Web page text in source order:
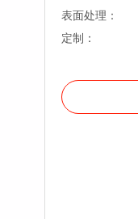
表面处理：
定制：